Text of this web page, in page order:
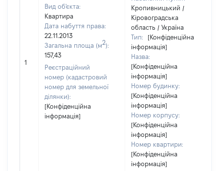
1
Вид об'єкта:
Квартира
Дата набуття права:
22.11.2013
Загальна площа (м2):
157,43
Реєстраційний
номер (кадастровий
номер для земельної
ділянки):
[Конфіденційна
інформація]
Кропивницький /
Кіровоградська
область / Україна
Тип:
[Конфіденційна
інформація]
Назва:
[Конфіденційна
інформація]
Номер будинку:
[Конфіденційна
інформація]
Номер корпусу:
[Конфіденційна
інформація]
Номер квартири:
[Конфіденційна
інформація]